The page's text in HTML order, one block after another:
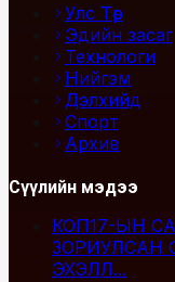
Улс Төр
Эдийн засаг
Технологи
Нийгэм
Дэлхийд
Спорт
Архив
Сүүлийн мэдээ
КОП17-ЫН
ЗОРИУЛСАН
ЭХЭЛЛ...